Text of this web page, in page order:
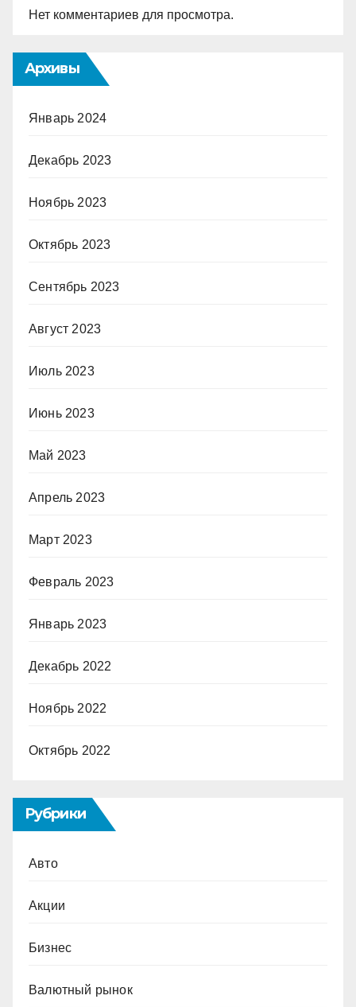
Нет комментариев для просмотра.
Архивы
Январь 2024
Декабрь 2023
Ноябрь 2023
Октябрь 2023
Сентябрь 2023
Август 2023
Июль 2023
Июнь 2023
Май 2023
Апрель 2023
Март 2023
Февраль 2023
Январь 2023
Декабрь 2022
Ноябрь 2022
Октябрь 2022
Рубрики
Авто
Акции
Бизнес
Валютный рынок